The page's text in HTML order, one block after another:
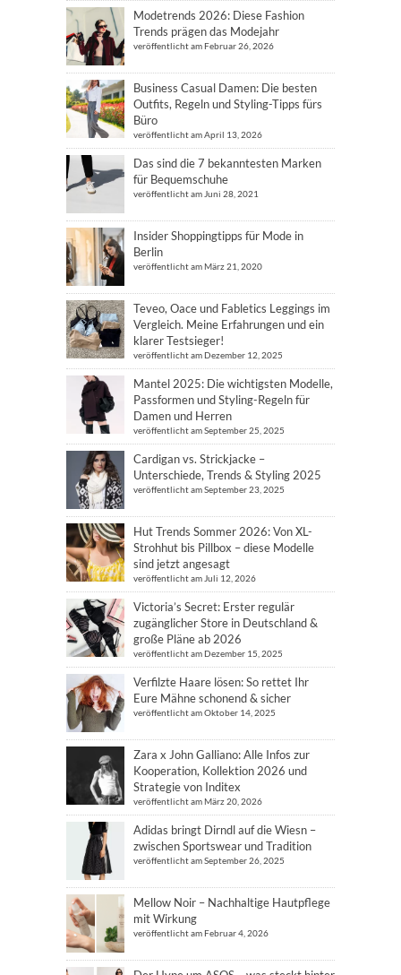
Modetrends 2026: Diese Fashion
Trends prägen das Modejahr
veröffentlicht am Februar 26, 2026
Business Casual Damen: Die besten
Outfits, Regeln und Styling-Tipps fürs
Büro
veröffentlicht am April 13, 2026
Das sind die 7 bekanntesten Marken
für Bequemschuhe
veröffentlicht am Juni 28, 2021
Insider Shoppingtipps für Mode in
Berlin
veröffentlicht am März 21, 2020
Teveo, Oace und Fabletics Leggings im
Vergleich. Meine Erfahrungen und ein
klarer Testsieger!
veröffentlicht am Dezember 12, 2025
Mantel 2025: Die wichtigsten Modelle,
Passformen und Styling-Regeln für
Damen und Herren
veröffentlicht am September 25, 2025
Cardigan vs. Strickjacke –
Unterschiede, Trends & Styling 2025
veröffentlicht am September 23, 2025
Hut Trends Sommer 2026: Von XL-
Strohhut bis Pillbox – diese Modelle
sind jetzt angesagt
veröffentlicht am Juli 12, 2026
Victoria’s Secret: Erster regulär
zugänglicher Store in Deutschland &
große Pläne ab 2026
veröffentlicht am Dezember 15, 2025
Verfilzte Haare lösen: So rettet Ihr
Eure Mähne schonend & sicher
veröffentlicht am Oktober 14, 2025
Zara x John Galliano: Alle Infos zur
Kooperation, Kollektion 2026 und
Strategie von Inditex
veröffentlicht am März 20, 2026
Adidas bringt Dirndl auf die Wiesn –
zwischen Sportswear und Tradition
veröffentlicht am September 26, 2025
Mellow Noir – Nachhaltige Hautpflege
mit Wirkung
veröffentlicht am Februar 4, 2026